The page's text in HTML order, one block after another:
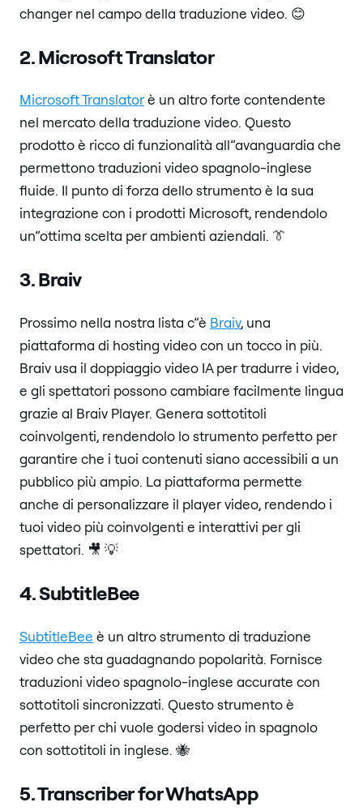
changer nel campo della traduzione video. 😊
2. Microsoft Translator
Microsoft Translatorè un altro forte contendente
nel mercato della traduzione video. Questo
prodotto è ricco di funzionalità all”avanguardia che
permettono traduzioni video spagnolo-inglese
fluide. Il punto di forza dello strumento è la sua
integrazione con i prodotti Microsoft, rendendolo
un”ottima scelta per ambienti aziendali. 👔
3. Braiv
Prossimo nella nostra lista c”è Braiv, una
piattaforma di hosting video con un tocco in più.
Braiv usa il doppiaggio video IA per tradurre i video,
e gli spettatori possono cambiare facilmente lingua
grazie al Braiv Player. Genera sottotitoli
coinvolgenti, rendendolo lo strumento perfetto per
garantire che i tuoi contenuti siano accessibili a un
pubblico più ampio. La piattaforma permette
anche di personalizzare il player video, rendendo i
tuoi video più coinvolgenti e interattivi per gli
spettatori. 🎥 💡
4. SubtitleBee
SubtitleBee è un altro strumento di traduzione
video che sta guadagnando popolarità. Fornisce
traduzioni video spagnolo-inglese accurate con
sottotitoli sincronizzati. Questo strumento è
perfetto per chi vuole godersi video in spagnolo
con sottotitoli in inglese. 🐝
5. Transcriber for WhatsApp